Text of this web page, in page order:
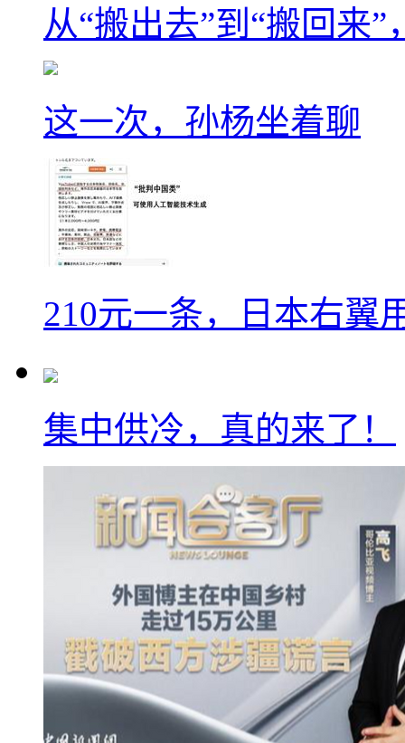
从“搬出去”到“搬回来
这一次，孙杨坐着聊
210元一条，日本右翼
集中供冷，真的来了！